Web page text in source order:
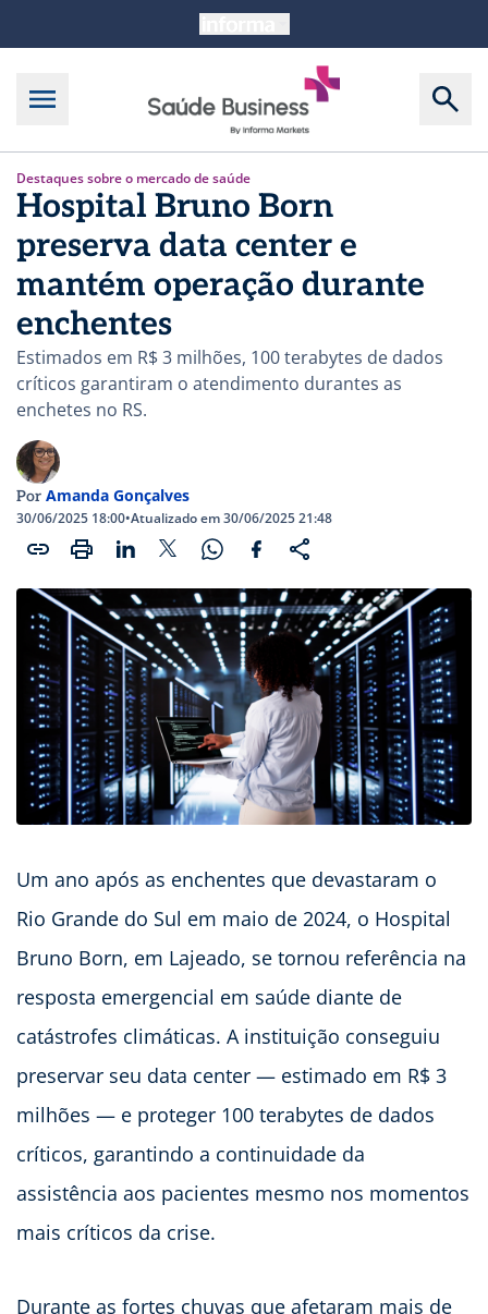
Destaques sobre o mercado de saúde
Hospital Bruno Born
preserva data center e
mantém operação durante
enchentes
Estimados em R$ 3 milhões, 100 terabytes de dados
críticos garantiram o atendimento durantes as
enchetes no RS.
Por Amanda Gonçalves
30/06/2025 18:00•Atualizado em 30/06/2025 21:48
Um ano após as enchentes que devastaram o
Rio Grande do Sul em maio de 2024, o Hospital
Bruno Born, em Lajeado, se tornou referência na
resposta emergencial em saúde diante de
catástrofes climáticas. A instituição conseguiu
preservar seu data center — estimado em R$ 3
milhões — e proteger 100 terabytes de dados
críticos, garantindo a continuidade da
assistência aos pacientes mesmo nos momentos
mais críticos da crise.
Durante as fortes chuvas que afetaram mais de